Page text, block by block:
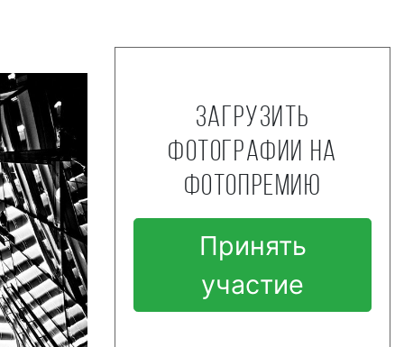
Загрузить
фотографии на
фотопремию
Принять
участие